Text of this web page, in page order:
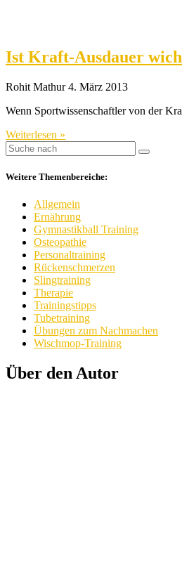
Ist Kraft-Ausdauer
Rohit Mathur4. März 2013
Wenn Sportwissenschaftler von der
Weiterlesen »
Weitere Themenbereiche:
Allgemein
Ernährung
Gymnastikball Training
Osteopathie
Personaltraining
Rückenschmerzen
Slingtraining
Therapie
Trainingstipps
Tubetraining
Übungen zum Nachmachen
Wischmop-Training
Über den Autor